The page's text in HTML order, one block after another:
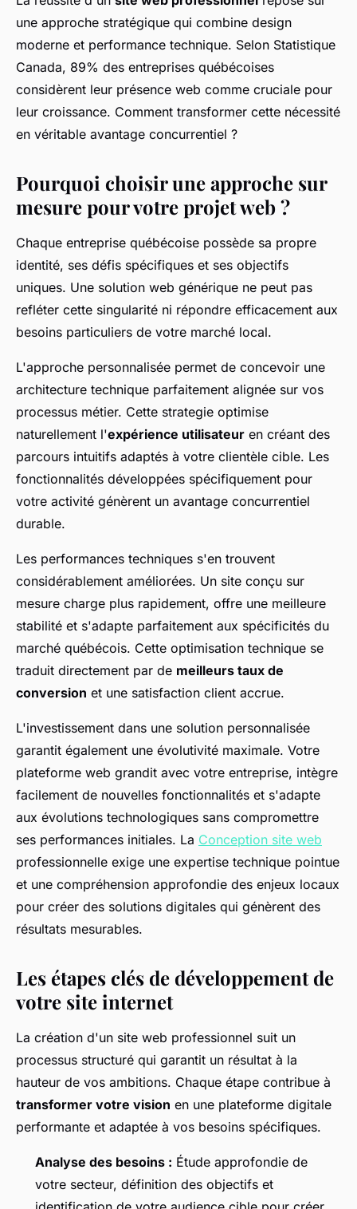
Québec : des solutions
adaptées à vous
Gabrielle•1 décembre 2025•7 min de lecture
une approche stratégique qui combine design
moderne et performance technique. Selon Statistique
Canada, 89% des entreprises québécoises
considèrent leur présence web comme cruciale pour
leur croissance. Comment transformer cette nécessité
en véritable avantage concurrentiel ?
Pourquoi choisir une approche sur
mesure pour votre projet web ?
Chaque entreprise québécoise possède sa propre
identité, ses défis spécifiques et ses objectifs
uniques. Une solution web générique ne peut pas
refléter cette singularité ni répondre efficacement aux
besoins particuliers de votre marché local.
L'approche personnalisée permet de concevoir une
architecture technique parfaitement alignée sur vos
processus métier. Cette strategie optimise
naturellement l'expérience utilisateur en créant des
parcours intuitifs adaptés à votre clientèle cible. Les
fonctionnalités développées spécifiquement pour
votre activité génèrent un avantage concurrentiel
durable.
Les performances techniques s'en trouvent
considérablement améliorées. Un site conçu sur
mesure charge plus rapidement, offre une meilleure
stabilité et s'adapte parfaitement aux spécificités du
marché québécois. Cette optimisation technique se
traduit directement par de meilleurs taux de
conversion et une satisfaction client accrue.
L'investissement dans une solution personnalisée
garantit également une évolutivité maximale. Votre
plateforme web grandit avec votre entreprise, intègre
facilement de nouvelles fonctionnalités et s'adapte
aux évolutions technologiques sans compromettre
ses performances initiales. La Conception site web
professionnelle exige une expertise technique pointue
et une compréhension approfondie des enjeux locaux
pour créer des solutions digitales qui génèrent des
résultats mesurables.
Les étapes clés de développement de
votre site internet
La création d'un site web professionnel suit un
processus structuré qui garantit un résultat à la
hauteur de vos ambitions. Chaque étape contribue à
transformer votre vision en une plateforme digitale
performante et adaptée à vos besoins spécifiques.
Analyse des besoins : Étude approfondie de
votre secteur, définition des objectifs et